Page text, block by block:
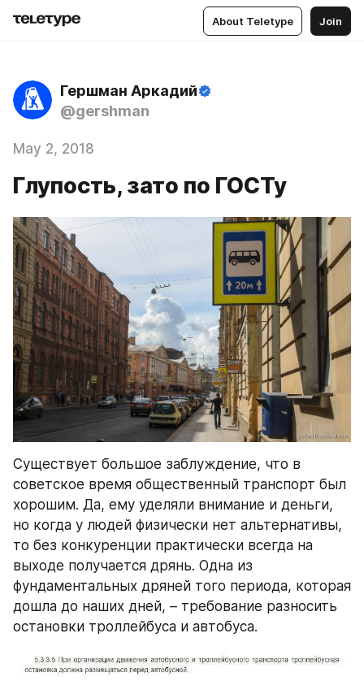
About Teletype Join
Гершман Аркадий
@gershman
May 2, 2018
Глупость, зато по ГОСТу
Существует большое заблуждение, что в
советское время общественный транспорт был
хорошим. Да, ему уделяли внимание и деньги,
но когда у людей физически нет альтернативы,
то без конкуренции практически всегда на
выходе получается дрянь. Одна из
фундаментальных дряней того периода, которая
дошла до наших дней, – требование разносить
остановки троллейбуса и автобуса.